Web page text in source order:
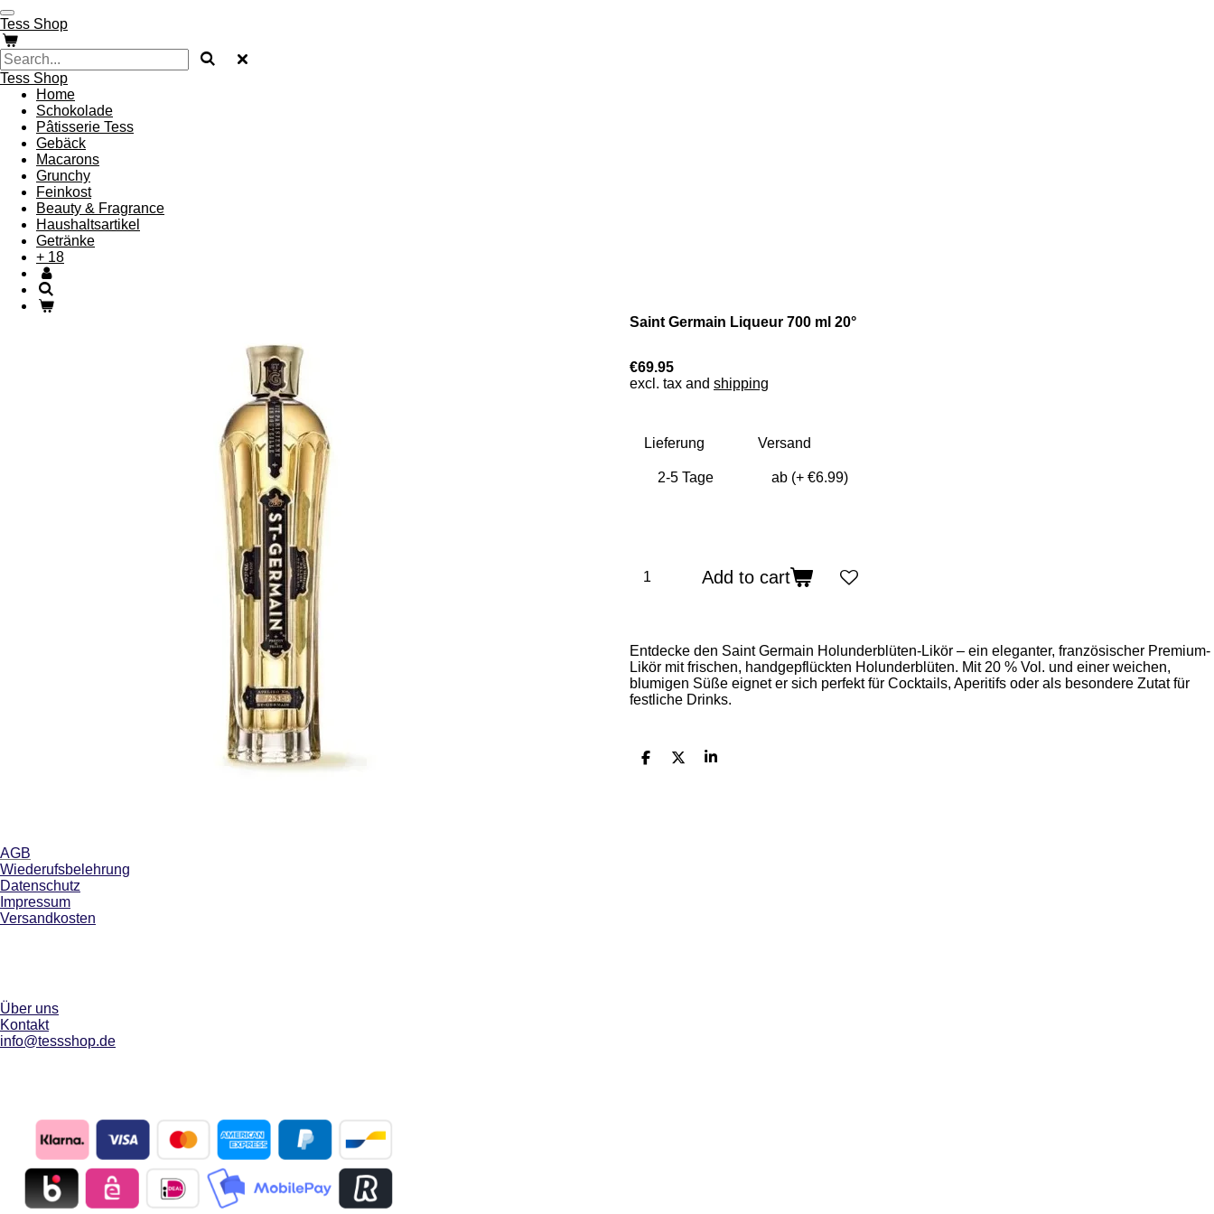
Skip
to
main
content
Tess Shop
Tess Shop
Home
Schokolade
Pâtisserie Tess
Gebäck
Macarons
Grunchy
Feinkost
Beauty & Fragrance
Haushaltsartikel
Getränke
+ 18
Saint Germain Liqueur 700 ml 20°
€69.95
excl. tax and shipping
Lieferung Versand
Add to cart
Entdecke den Saint Germain Holunderblüten-Likör – ein eleganter, französischer Premium-
Likör mit frischen, handgepflückten Holunderblüten. Mit 20 % Vol. und einer weichen,
blumigen Süße eignet er sich perfekt für Cocktails, Aperitifs oder als besondere Zutat für
festliche Drinks.
S
S
S
AGB
Wiederufsbelehrung
Datenschutz
Impressum
Versandkosten
Über uns
Kontakt
info@tessshop.de